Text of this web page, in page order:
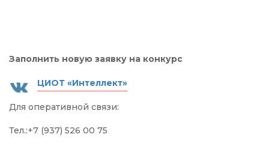
Заполнить новую заявку на конкурс
ЦИОТ «Интеллект»
Для оперативной связи:
Тел.:+7 (937) 526 00 75